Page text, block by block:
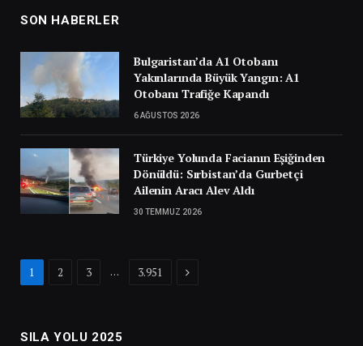
SON HABERLER
Bulgaristan’da A1 Otobanı
Yakınlarında Büyük Yangın: A1
Otobanı Trafiğe Kapandı
6 AĞUSTOS 2026
Türkiye Yolunda Facianın Eşiğinden
Dönüldü: Sırbistan’da Gurbetçi
Ailenin Aracı Alev Aldı
30 TEMMUZ 2026
1 2 3 … 3.951 Next
SILA YOLU 2025